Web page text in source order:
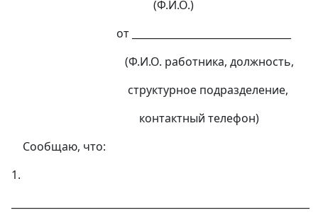
(Ф.И.О.)
от ________________________________
(Ф.И.О. работника, должность,
структурное подразделение,
контактный телефон)
Сообщаю, что:
1.